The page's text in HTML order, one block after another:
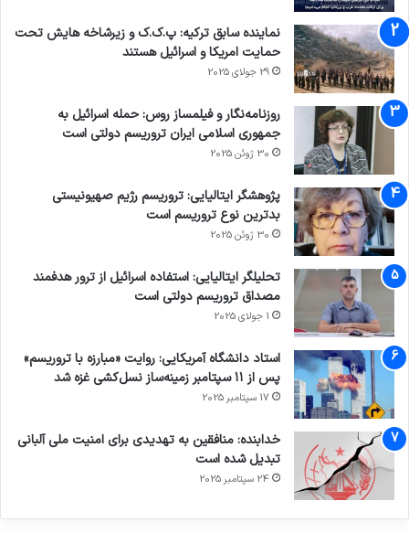
نماینده سابق ترکیه: پ.ک.ک و زیرشاخه هایش تحت
حمایت امریکا و اسرائیل هستند
29 جولای 2025
روزنامه‌نگار و فیلمساز روس: حمله اسرائیل به
جمهوری اسلامی ایران تروریسم دولتی است
30 ژوئن 2025
پژوهشگر ایتالیایی: تروریسم رژیم صهیونیستی
بدترین نوع تروریسم است
30 ژوئن 2025
تحلیلگر ایتالیایی: استفاده اسرائیل از ترور هدفمند
مصداق تروریسم دولتی است
1 جولای 2025
استاد دانشگاه آمریکایی: روایت «مبارزه با تروریسم»
پس از ۱۱ سپتامبر زمینه‌ساز نسل‌کشی غزه شد
17 سپتامبر 2025
خدابنده: منافقین به تهدیدی برای امنیت ملی آلبانی
تبدیل شده است
24 سپتامبر 2025